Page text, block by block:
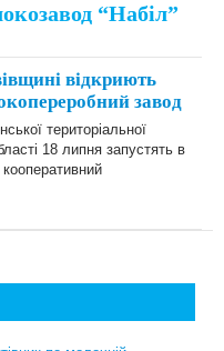
“Набіл”
відкриють
завод
територіальної
18 липня запустять в